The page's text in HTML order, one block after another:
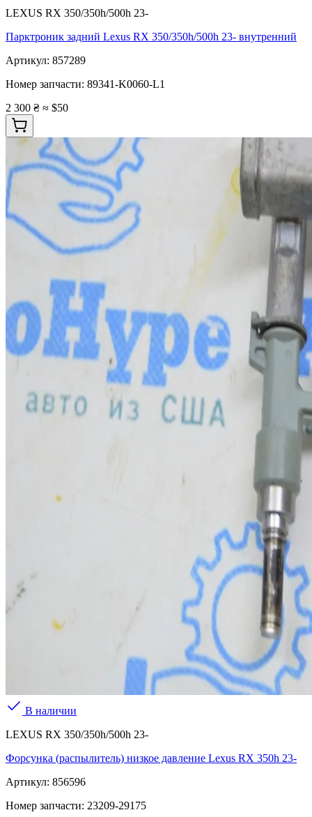
LEXUS RX 350/350h/500h 23-
Парктроник задний Lexus RX 350/350h/500h 23- внутренний
Артикул: 857289
Номер запчасти: 89341-K0060-L1
2 300 ₴ ≈ $50
В наличии
LEXUS RX 350/350h/500h 23-
Форсунка (распылитель) низкое давление Lexus RX 350h 23-
Артикул: 856596
Номер запчасти: 23209-29175